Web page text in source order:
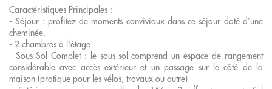
Caractéristiques Principales :
- Séjour : profitez de moments conviviaux dans ce séjour doté d’une
cheminée.
- 2 chambres à l'étage
- Sous-Sol Complet : le sous-sol comprend un espace de rangement
considérable avec accès extérieur et un passage sur le côté de la
maison (pratique pour les vélos, travaux ou autre)